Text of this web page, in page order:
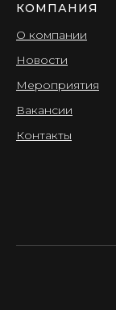
КОМПАНИЯ
О компании
Новости
Мероприятия
Вакансии
Контакты